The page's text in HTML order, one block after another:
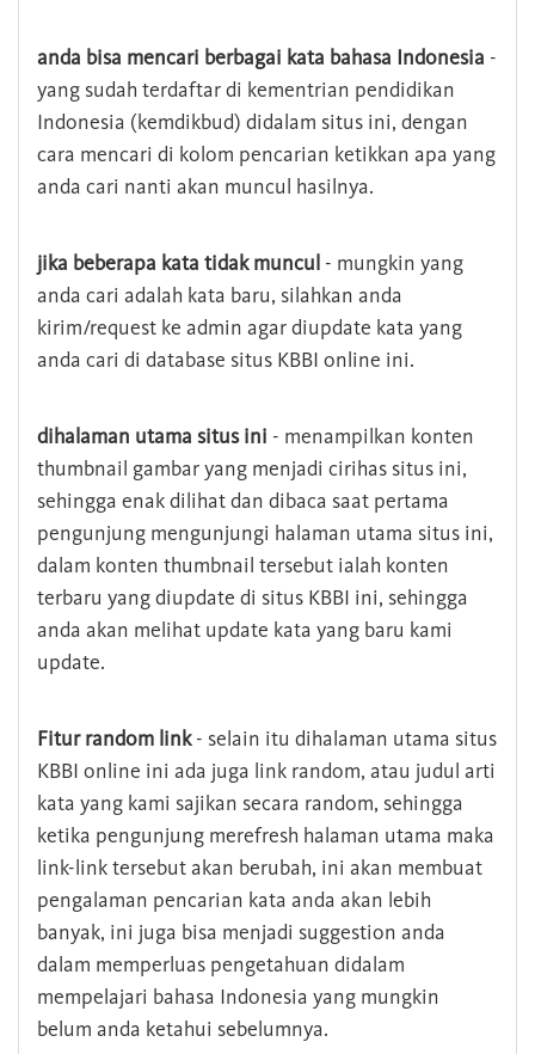
anda bisa mencari berbagai kata bahasa Indonesia -
yang sudah terdaftar di kementrian pendidikan
Indonesia (kemdikbud) didalam situs ini, dengan
cara mencari di kolom pencarian ketikkan apa yang
anda cari nanti akan muncul hasilnya.
jika beberapa kata tidak muncul - mungkin yang
anda cari adalah kata baru, silahkan anda
kirim/request ke admin agar diupdate kata yang
anda cari di database situs KBBI online ini.
dihalaman utama situs ini - menampilkan konten
thumbnail gambar yang menjadi cirihas situs ini,
sehingga enak dilihat dan dibaca saat pertama
pengunjung mengunjungi halaman utama situs ini,
dalam konten thumbnail tersebut ialah konten
terbaru yang diupdate di situs KBBI ini, sehingga
anda akan melihat update kata yang baru kami
update.
Fitur random link- selain itu dihalaman utama situs
KBBI online ini ada juga link random, atau judul arti
kata yang kami sajikan secara random, sehingga
ketika pengunjung merefresh halaman utama maka
link-link tersebut akan berubah, ini akan membuat
pengalaman pencarian kata anda akan lebih
banyak, ini juga bisa menjadi suggestion anda
dalam memperluas pengetahuan didalam
mempelajari bahasa Indonesia yang mungkin
belum anda ketahui sebelumnya.